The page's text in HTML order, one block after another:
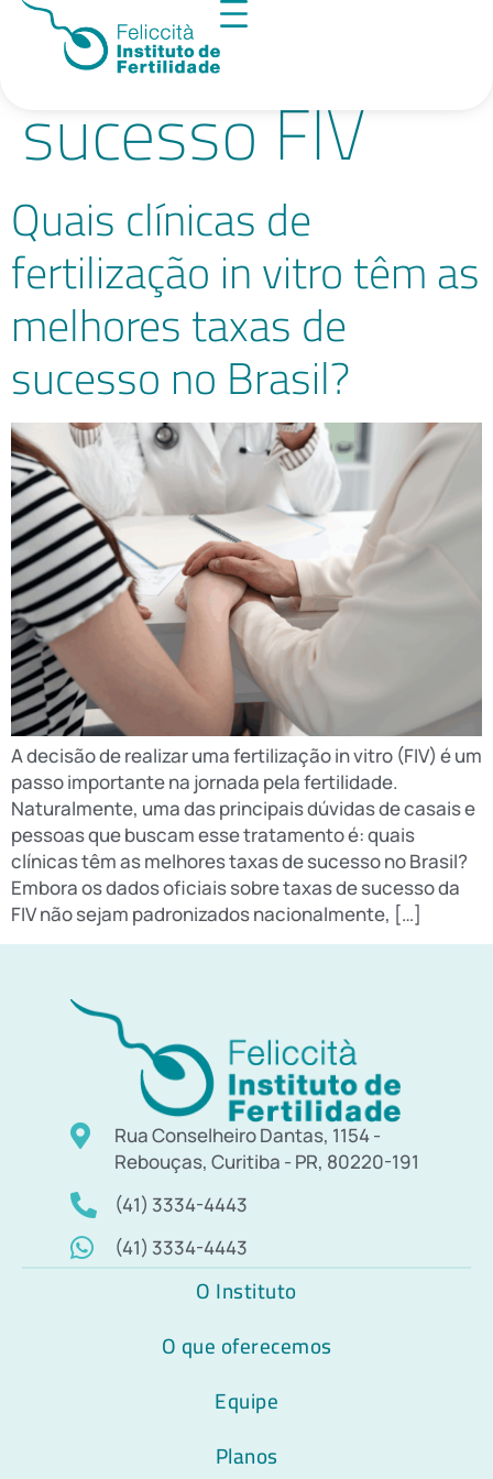
Tag:taxas de
sucesso FIV
Quais clínicas de
fertilização in vitro têm as
melhores taxas de
sucesso no Brasil?
A decisão de realizar uma fertilização in vitro (FIV) é um
passo importante na jornada pela fertilidade.
Naturalmente, uma das principais dúvidas de casais e
pessoas que buscam esse tratamento é: quais
clínicas têm as melhores taxas de sucesso no Brasil?
Embora os dados oficiais sobre taxas de sucesso da
FIV não sejam padronizados nacionalmente, […]
Rua Conselheiro Dantas, 1154 -
Rebouças, Curitiba - PR, 80220-191
(41) 3334-4443
(41) 3334-4443
O Instituto
O que oferecemos
Equipe
Planos